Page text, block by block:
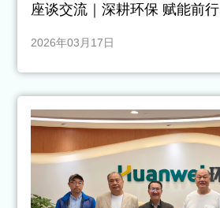
座谈交流｜深耕环保 赋能前行
2026年03月17日